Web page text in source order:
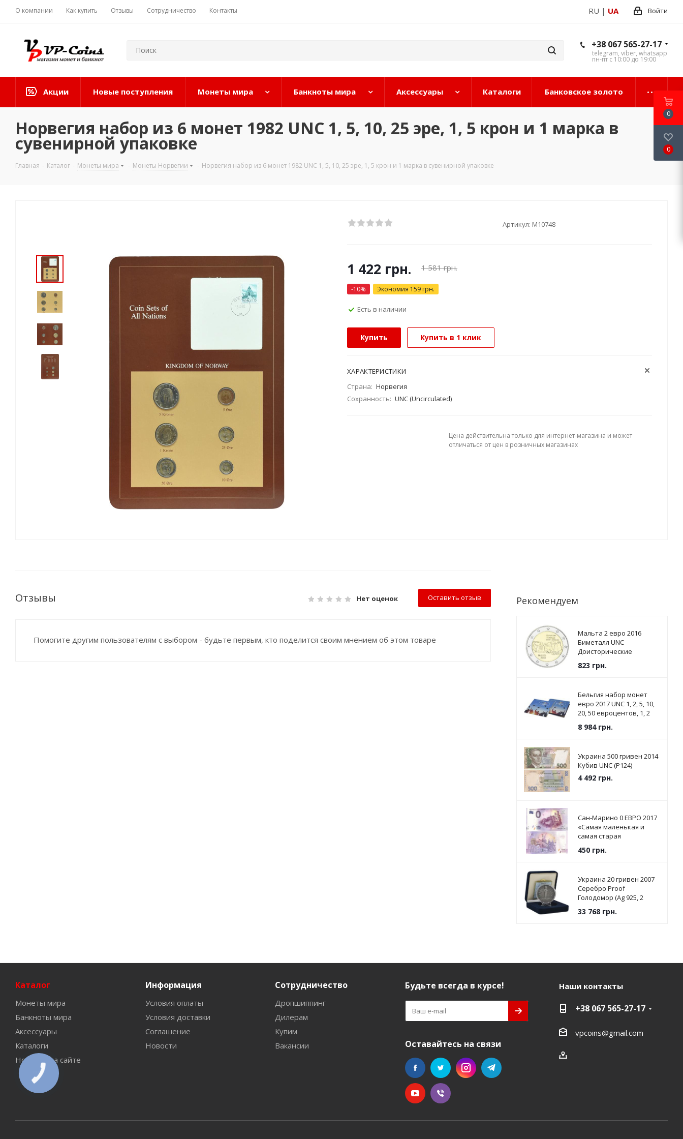
О компании Как купить Отзывы Сотрудничество Контакты Войти
RU | UA
+38 067 565-27-17
telegram, viber, whatsapp
пн-пт с 10:00 до 19:00
Акции Новые поступления Монеты мира Банкноты мира Аксессуары Каталоги Банковское золото
Норвегия набор из 6 монет 1982 UNC 1, 5, 10, 25 эре, 1, 5 крон и 1 марка в
сувенирной упаковке
Главная - Каталог - Монеты мира - Монеты Норвегии - Норвегия набор из 6 монет 1982 UNC 1, 5, 10, 25 эре, 1, 5 крон и 1 марка в сувенирной упаковке
Артикул: М10748
1 422 грн. 1 581грн.
-10% Экономия 159 грн.
Есть в наличии
Купить Купить в 1 клик
ХАРАКТЕРИСТИКИ
Страна: Норвегия
Сохранность: UNC (Uncirculated)
Цена действительна только для интернет-магазина и может
отличаться от цен в розничных магазинах
Отзывы Нет оценок Оставить отзыв
Помогите другим пользователям с выбором - будьте первым, кто поделится своим мнением об этом товаре
Рекомендуем
Мальта 2 евро 2016
Биметалл UNC
Доисторические
Джгантии
823 грн.
Бельгия набор монет
евро 2017 UNC 1, 2, 5, 10,
20, 50 евроцентов, 1, 2
упаковке
8 984грн.
Украина 500 гривен 2014
Кубив UNC (P124)
4 492грн.
Сан-Марино 0 ЕВРО 2017
«Самая маленькая и
самая старая
450грн.
Украина 20 гривен 2007
Серебро Proof
Голодомор (Ag 925, 2
33 768грн.
Каталог
Монеты мира
Банкноты мира
Аксессуары
Каталоги
Новинки на сайте
Информация
Условия оплаты
Условия доставки
Соглашение
Новости
Сотрудничество
Дропшиппинг
Дилерам
Купим
Вакансии
Будьте всегда в курсе!
Оставайтесь на связи
Наши контакты
+38 067 565-27-17
vpcoins@gmail.com
0
0
КНОПКА
СВЯЗИ